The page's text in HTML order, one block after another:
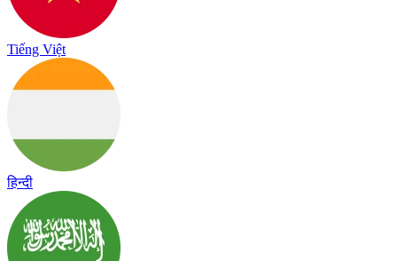
Tiếng Việt
हिन्दी